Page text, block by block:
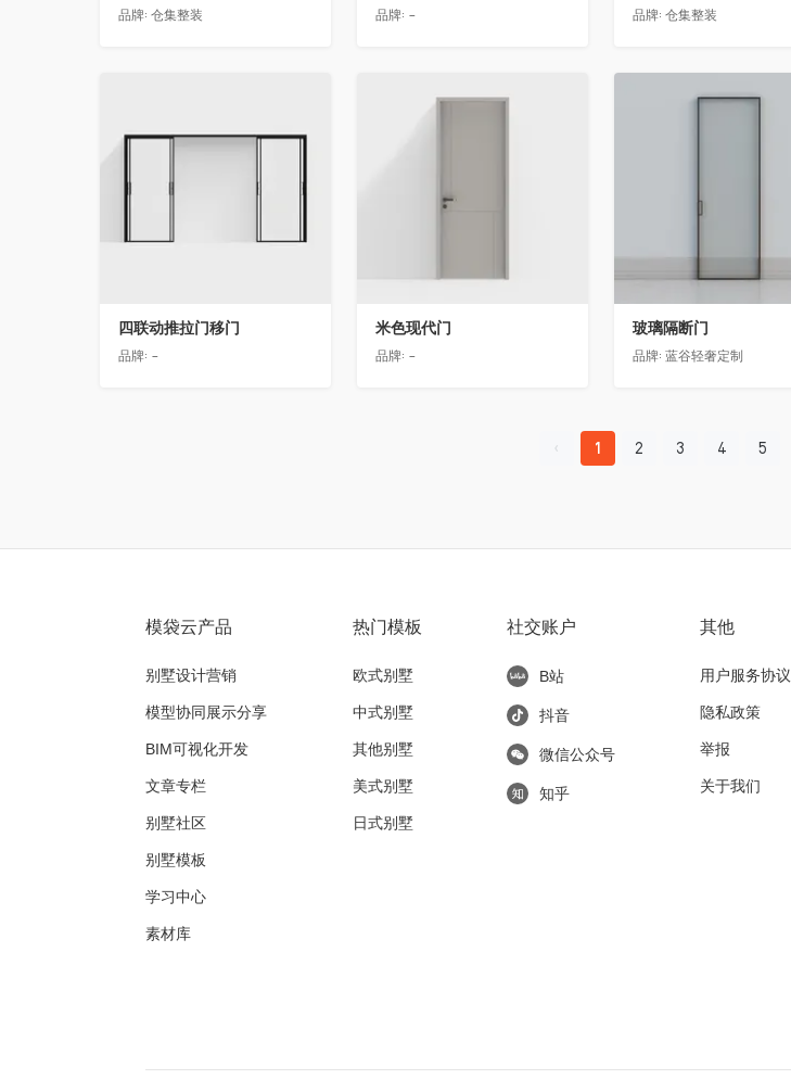
品牌: 仓集整装 品牌: - 品牌: 仓集整装
四联动推拉门移门
品牌: -
米色现代门
品牌: -
玻璃隔断门
品牌: 蓝谷轻奢定制
1 2 3 4 5
模袋云产品
别墅设计营销
模型协同展示分享
BIM可视化开发
文章专栏
别墅社区
别墅模板
学习中心
素材库
热门模板
欧式别墅
中式别墅
其他别墅
美式别墅
日式别墅
社交账户
B站
抖音
微信公众号
知乎
其他
用户服务协议
隐私政策
举报
关于我们